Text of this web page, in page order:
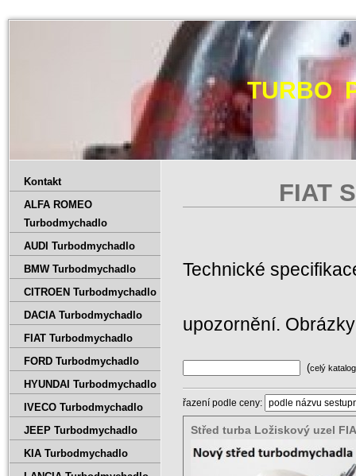
TURBO
FIAT
Technické
upozornění.
(celý katalog
řazení podle ceny:
Střed turba Ložiskový uzel
Kontakt
ALFA ROMEO
Turbodmychadlo
AUDI Turbodmychadlo
BMW Turbodmychadlo
CITROEN Turbodmychadlo
DACIA Turbodmychadlo
FIAT Turbodmychadlo
FORD Turbodmychadlo
HYUNDAI Turbodmychadlo
IVECO Turbodmychadlo
JEEP Turbodmychadlo
KIA Turbodmychadlo